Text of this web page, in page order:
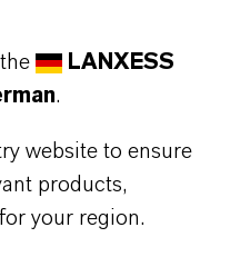
von
LANXESS
.
website to ensure
products,
your region.